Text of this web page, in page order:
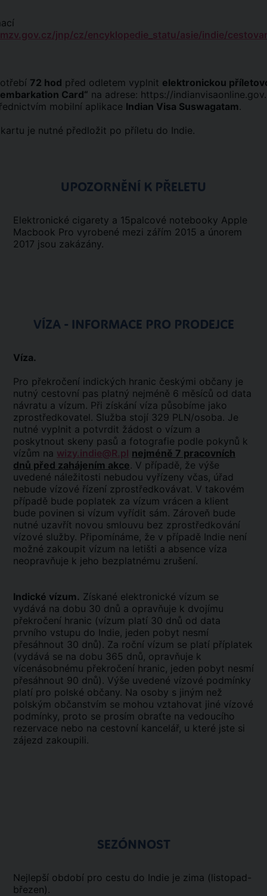
jnp/cz/encyklopedie_statu/asie/indie/
72 hod před odletem vyplnit elektronickou
Card“ na adrese: https://
mobilní aplikace Indian Visa Suswagatam.
je nutné předložit po příletu do Indie.
UPOZORNĚNÍ K PŘELETU
Elektronické cigarety a 15palcové notebooky Apple
Macbook Pro vyrobené mezi zářím 2015 a únorem
2017 jsou zakázány.
VÍZA - INFORMACE PRO PRODEJCE
Víza.
Pro překročení indických hranic českými občany je
nutný cestovní pas platný nejméně 6 měsíců od data
návratu a vízum. Při získání víza působíme jako
zprostředkovatel. Služba stojí 329 PLN/osoba. Je
nutné vyplnit a potvrdit žádost o vízum a
poskytnout skeny pasů a fotografie podle pokynů k
vízům na wizy.indie@R.pl nejméně 7 pracovních
dnů před zahájením akce. V případě, že výše
uvedené náležitosti nebudou vyřízeny včas, úřad
nebude vízové řízení zprostředkovávat. V takovém
případě bude poplatek za vízum vrácen a klient
bude povinen si vízum vyřídit sám. Zároveň bude
nutné uzavřít novou smlouvu bez zprostředkování
vízové služby. Připomínáme, že v případě Indie není
možné zakoupit vízum na letišti a absence víza
neopravňuje k jeho bezplatnému zrušení.
Indické vízum. Získané elektronické vízum se
vydává na dobu 30 dnů a opravňuje k dvojímu
překročení hranic (vízum platí 30 dnů od data
prvního vstupu do Indie, jeden pobyt nesmí
přesáhnout 30 dnů). Za roční vízum se platí příplatek
(vydává se na dobu 365 dnů, opravňuje k
vícenásobnému překročení hranic, jeden pobyt nesmí
přesáhnout 90 dnů). Výše uvedené vízové podmínky
platí pro polské občany. Na osoby s jiným než
polským občanstvím se mohou vztahovat jiné vízové
podmínky, proto se prosím obraťte na vedoucího
rezervace nebo na cestovní kancelář, u které jste si
zájezd zakoupili.
SEZÓNNOST
Nejlepší období pro cestu do Indie je zima (listopad-
březen).